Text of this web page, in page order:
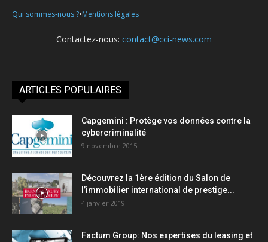
Qui sommes-nous ?•Mentions légales
Contactez-nous: contact@cci-news.com
ARTICLES POPULAIRES
Capgemini : Protège vos données contre la
cybercriminalité
9 novembre 2015
Découvrez la 1ère édition du Salon de
l’immobilier international de prestige...
4 janvier 2019
Factum Group: Nos expertises du leasing et